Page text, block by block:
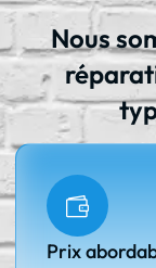
Nous
Prix